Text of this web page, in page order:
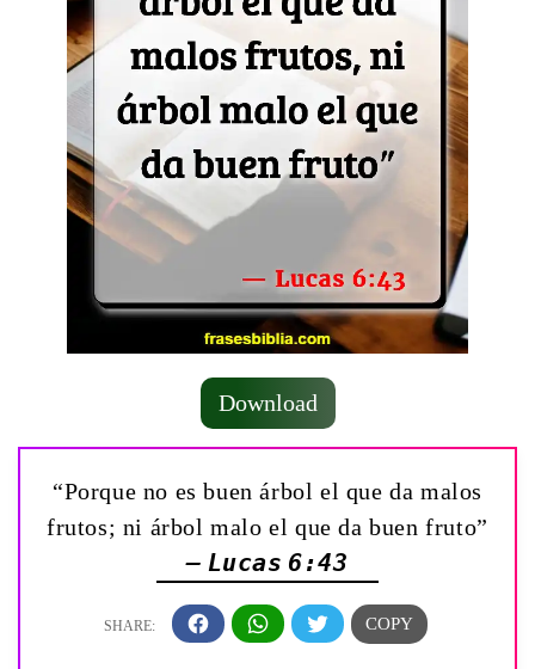
Download
“Porque no es buen árbol el que da malos
frutos; ni árbol malo el que da buen fruto”
— Lucas 6:43